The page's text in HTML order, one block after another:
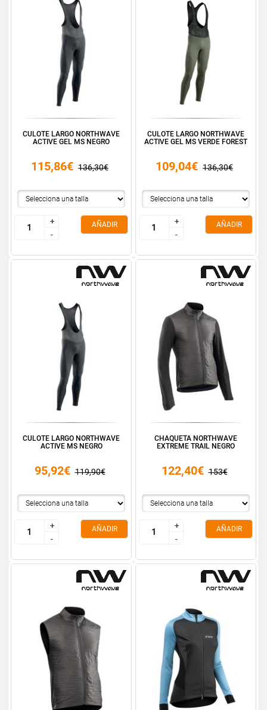
CULOTE LARGO NORTHWAVE
ACTIVE GEL MS NEGRO
115,86€ 136,30€
+
-
+
-
AÑADIR
CULOTE LARGO NORTHWAVE
ACTIVE GEL MS VERDE FOREST
109,04€ 136,30€
+
-
+
-
AÑADIR
CULOTE LARGO NORTHWAVE
ACTIVE MS NEGRO
95,92€ 119,90€
+
-
+
-
AÑADIR
CHAQUETA NORTHWAVE
EXTREME TRAIL NEGRO
122,40€ 153€
+
-
+
-
AÑADIR